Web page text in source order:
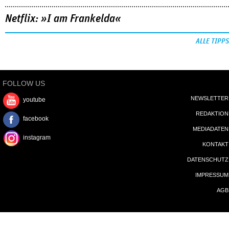
Netflix: »I am Frankelda«
ALLE TIPPS
FOLLOW US
youtube
facebook
instagram
NEWSLETTER
REDAKTION
MEDIADATEN
KONTAKT
DATENSCHUTZ
IMPRESSUM
AGB